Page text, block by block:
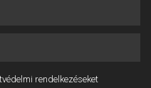
rendelkezéseket